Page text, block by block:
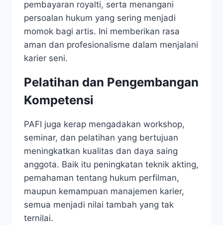
pembayaran royalti, serta menangani
persoalan hukum yang sering menjadi
momok bagi artis. Ini memberikan rasa
aman dan profesionalisme dalam menjalani
karier seni.
Pelatihan dan Pengembangan
Kompetensi
PAFI juga kerap mengadakan workshop,
seminar, dan pelatihan yang bertujuan
meningkatkan kualitas dan daya saing
anggota. Baik itu peningkatan teknik akting,
pemahaman tentang hukum perfilman,
maupun kemampuan manajemen karier,
semua menjadi nilai tambah yang tak
ternilai.